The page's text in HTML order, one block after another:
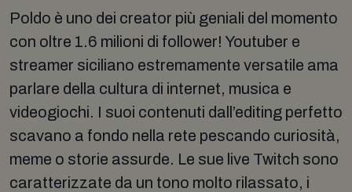
Poldo è uno dei creator più geniali del momento
con oltre 1.6 milioni di follower! Youtuber e
streamer siciliano estremamente versatile ama
parlare della cultura di internet, musica e
videogiochi. I suoi contenuti dall’editing perfetto
scavano a fondo nella rete pescando curiosità,
meme o storie assurde. Le sue live Twitch sono
caratterizzate da un tono molto rilassato, i